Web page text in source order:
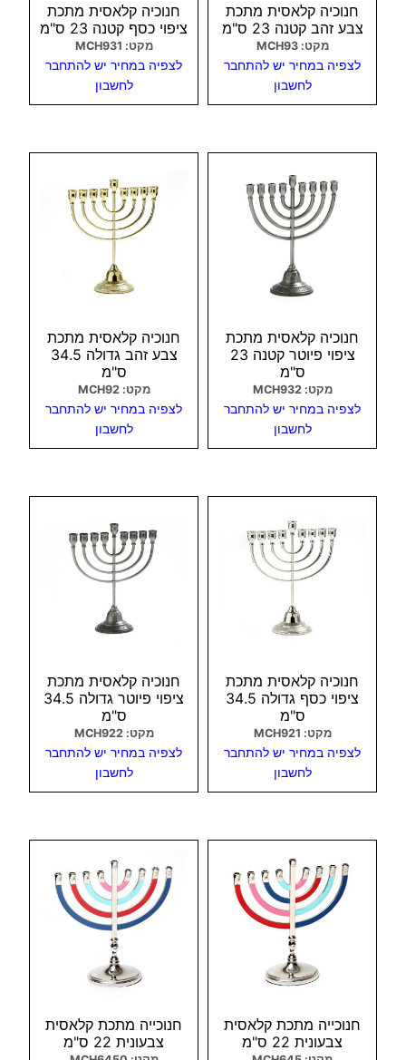
חנוכיה קלאסית מתכת
צבע זהב קטנה 23 ס"מ
מקט: MCH93
לצפיה במחיר יש להתחבר
לחשבון
חנוכיה קלאסית מתכת
ציפוי כסף קטנה 23 ס"מ
מקט: MCH931
לצפיה במחיר יש להתחבר
לחשבון
חנוכיה קלאסית מתכת
ציפוי פיוטר קטנה 23
ס"מ
מקט: MCH932
לצפיה במחיר יש להתחבר
לחשבון
חנוכיה קלאסית מתכת
צבע זהב גדולה 34.5
ס"מ
מקט: MCH92
לצפיה במחיר יש להתחבר
לחשבון
חנוכיה קלאסית מתכת
ציפוי כסף גדולה 34.5
ס"מ
מקט: MCH921
לצפיה במחיר יש להתחבר
לחשבון
חנוכיה קלאסית מתכת
ציפוי פיוטר גדולה 34.5
ס"מ
מקט: MCH922
לצפיה במחיר יש להתחבר
לחשבון
חנוכייה מתכת קלאסית
צבעונית 22 ס"מ
חנוכייה מתכת קלאסית
צבעונית 22 ס"מ